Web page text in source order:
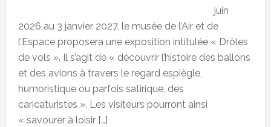
juin
2026 au 3 janvier 2027, le musée de l’Air et de
l’Espace proposera une exposition intitulée « Drôles
de vols ». Il s’agit de « découvrir l’histoire des ballons
et des avions à travers le regard espiègle,
humoristique ou parfois satirique, des
caricaturistes ». Les visiteurs pourront ainsi
« savourer à loisir […]